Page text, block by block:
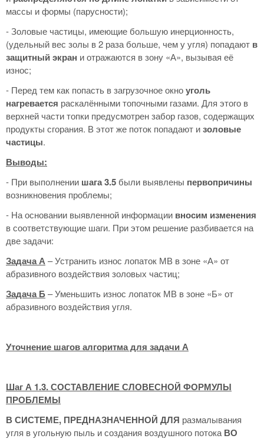
массы и формы (парусности);
- Золовые частицы, имеющие большую инерционность,
(удельный вес золы в 2 раза больше, чем у угля) попадают в
защитный экран и отражаются в зону «А», вызывая её
износ;
- Перед тем как попасть в загрузочное окноуголь
нагревается раскалёнными топочными газами. Для этого в
верхней части топки предусмотрен забор газов, содержащих
продукты сгорания. В этот же поток попадают изоловые
частицы.
Выводы:
- При выполнении шага 3.5 были выявлены первопричины
возникновения проблемы;
- На основании выявленной информации вносим изменения
в соответствующие шаги. При этом решение разбивается на
две задачи:
Задача А– Устранить износ лопаток МВ в зоне «А» от
абразивного воздействия золовых частиц;
Задача Б– Уменьшить износ лопаток МВ в зоне «Б» от
абразивного воздействия угля.
Уточнение шагов алгоритма для задачи А
Шаг А 1.3. СОСТАВЛЕНИЕ СЛОВЕСНОЙ ФОРМУЛЫ
ПРОБЛЕМЫ
В СИСТЕМЕ, ПРЕДНАЗНАЧЕННОЙ ДЛЯ размалывания
угля в угольную пыль и создания воздушного потока ВО